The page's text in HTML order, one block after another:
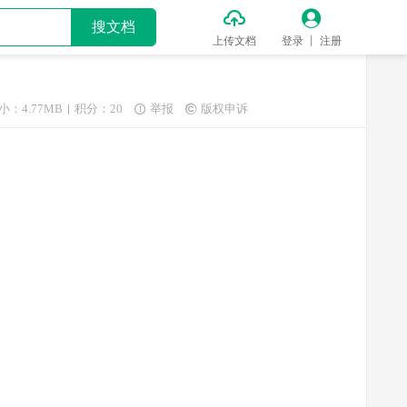
搜文档 
上传文档

登录 注册
：4.77MB 积分：20  举报  版权申诉